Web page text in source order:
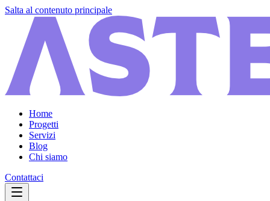
Salta al contenuto principale
Home
Progetti
Servizi
Blog
Chi siamo
Contattaci